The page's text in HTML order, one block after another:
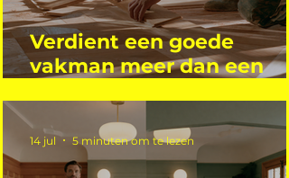
Verdient een goede
vakman meer dan een
14 jul 5 minuten om te lezen